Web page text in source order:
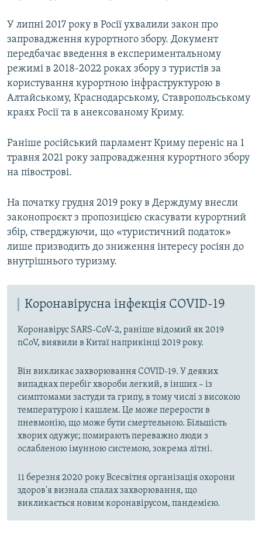
У липні 2017 року в Росії ухвалили закон про
запровадження курортного збору. Документ
передбачає введення в експериментальному
режимі в 2018-2022 роках збору з туристів за
користування курортною інфраструктурою в
Алтайському, Краснодарському, Ставропольському
краях Росії та в анексованому Криму.
Раніше російський парламент Криму переніс на 1
травня 2021 року запровадження курортного збору
на півострові.
На початку грудня 2019 року в Держдуму внесли
законопроєкт з пропозицією скасувати курортний
збір, стверджуючи, що «туристичний податок»
лише призводить до зниження інтересу росіян до
внутрішнього туризму.
Коронавірусна інфекція COVID-19
Коронавірус SARS-CoV-2, раніше відомий як 2019
nCoV, виявили в Китаї наприкінці 2019 року.
Він викликає захворювання COVID-19. У деяких
випадках перебіг хвороби легкий, в інших – із
симптомами застуди та грипу, в тому числі з високою
температурою і кашлем. Це може перерости в
пневмонію, що може бути смертельною. Більшість
хворих одужує; помирають переважно люди з
ослабленою імунною системою, зокрема літні.
11 березня 2020 року Всесвітня організація охорони
здоров'я визнала спалах захворювання, що
викликається новим коронавірусом, пандемією.